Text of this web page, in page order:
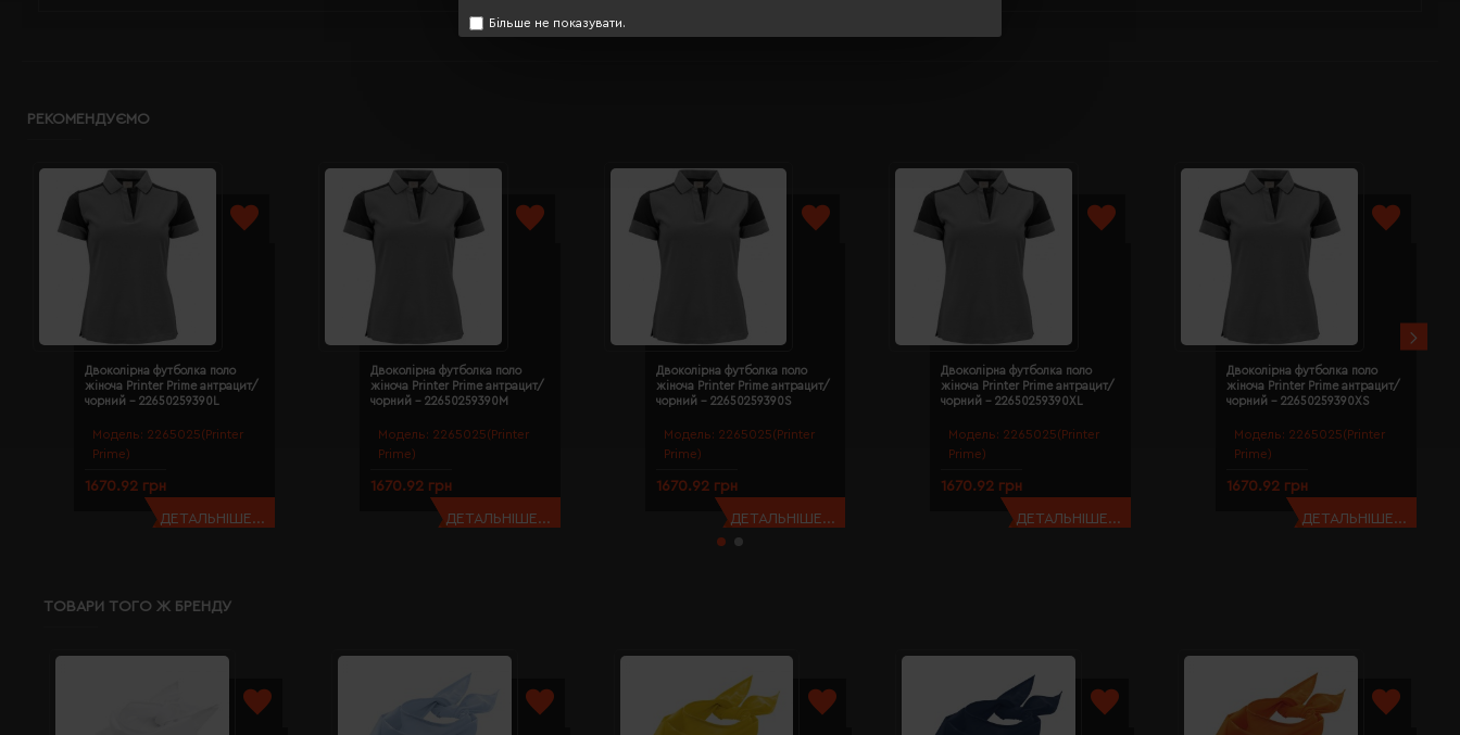
Більше не показувати.
РЕКОМЕНДУЄМО
Модель: 2265025(Printer
Prime)
Двоколірна футболка поло
жіноча Printer Prime антрацит/
чорний - 22650259390L
1670.92 грн
ДЕТАЛЬНІШЕ...
Модель: 2265025(Printer
Prime)
Двоколірна футболка поло
жіноча Printer Prime антрацит/
чорний - 22650259390M
1670.92 грн
ДЕТАЛЬНІШЕ...
Модель: 2265025(Printer
Prime)
Двоколірна футболка поло
жіноча Printer Prime антрацит/
чорний - 22650259390S
1670.92 грн
ДЕТАЛЬНІШЕ...
Модель: 2265025(Printer
Prime)
Двоколірна футболка поло
жіноча Printer Prime антрацит/
чорний - 22650259390XL
1670.92 грн
ДЕТАЛЬНІШЕ...
Модель: 2265025(Printer
Prime)
Двоколірна футболка поло
жіноча Printer Prime антрацит/
чорний - 22650259390XS
1670.92 грн
ДЕТАЛЬНІШЕ...
ТОВАРИ ТОГО Ж БРЕНДУ